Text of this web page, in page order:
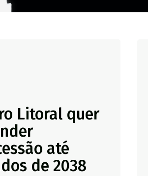
Litoral quer
até
de 2038